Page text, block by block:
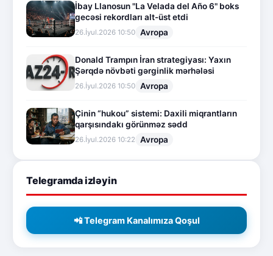
İbay Llanosun "La Velada del Año 6" boks
gecəsi rekordları alt-üst etdi
26.İyul.2026 10:50 Avropa
Donald Trampın İran strategiyası: Yaxın
Şərqdə növbəti gərginlik mərhələsi
26.İyul.2026 10:50 Avropa
Çinin “hukou” sistemi: Daxili miqrantların
qarşısındakı görünməz sədd
26.İyul.2026 10:22 Avropa
Telegramda izləyin
📲 Telegram Kanalımıza Qoşul